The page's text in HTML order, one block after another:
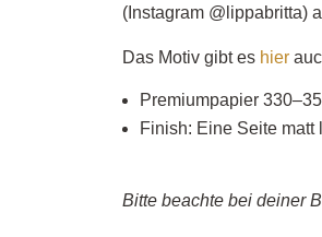
(Instagram @lippabritta)
Das Motiv gibt es hier
Premiumpapier
Finish: Eine Seite
Bitte beachte bei deiner